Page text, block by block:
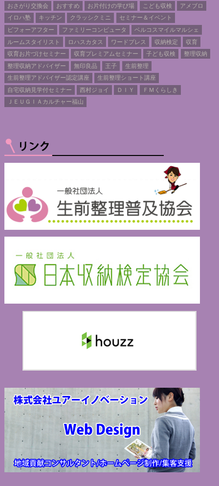
おさがり交換会 おすすめ お片付けの学び場 こども収検
アメブロ
イロハ塾
キッチン クラッシクミニ
セミナー＆イベント
ビフォーアフター
ファミリーコンピュータ
ベルコスマイルマルシェ
ルームスタイリスト
ロハスカタス ワードプレス 収納検定
収育
収育お片づけセミナー
収育プレミアムセミナー 子ども収検
整理収納
整理収納アドバイザー
無印良品 王子
生前整理
生前整理アドバイザー認定講座
生前整理ショート講座
自宅収納見学付セミナー
西村ジョイ ＤＩＹ
ＦＭくらしき
ＪＥＵＧＩＡカルチャー福山